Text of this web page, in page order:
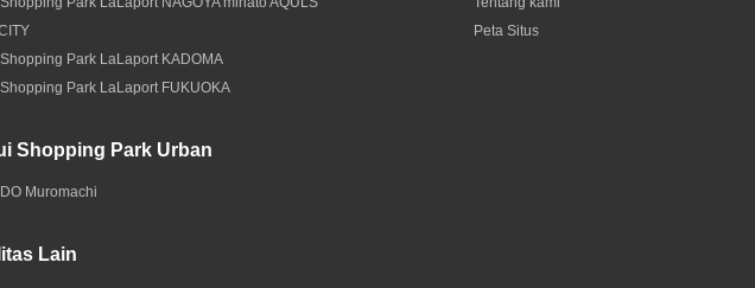
Park LaLaport KADOMA
Park LaLaport FUKUOKA
Shopping Park Urban
Muromachi
Lain
Peta Situs